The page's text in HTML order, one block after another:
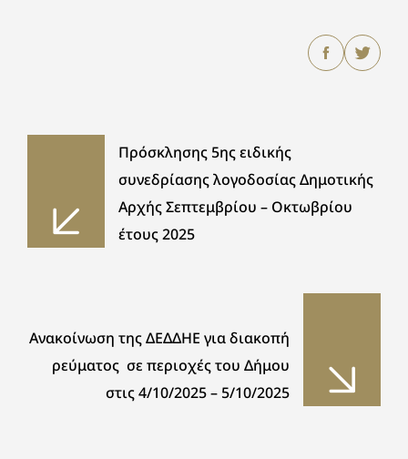
Πρόσκλησης 5ης ειδικής
συνεδρίασης λογοδοσίας Δημοτικής
Αρχής Σεπτεμβρίου – Οκτωβρίου
έτους 2025
Ανακοίνωση της ΔΕΔΔΗΕ για διακοπή
ρεύματος σε περιοχές του Δήμου
στις 4/10/2025 – 5/10/2025